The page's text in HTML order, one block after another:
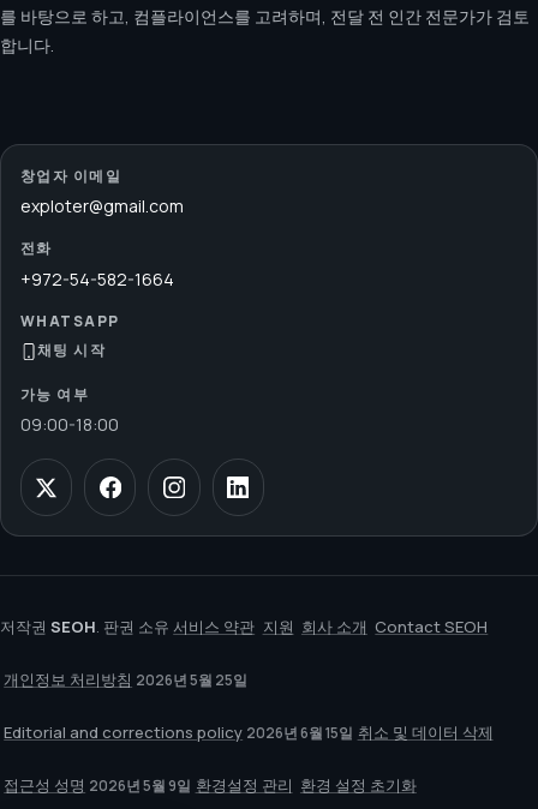
를 바탕으로 하고, 컴플라이언스를 고려하며, 전달 전 인간 전문가가 검토
합니다.
창업자 이메일
exploter@gmail.com
전화
+972-54-582-1664
WHATSAPP
채팅 시작
가능 여부
09:00-18:00
저작권 SEOH. 판권 소유 서비스 약관 지원 회사 소개 Contact SEOH
개인정보 처리방침 2026년 5월 25일
Editorial and corrections policy 2026년 6월 15일 취소 및 데이터 삭제
접근성 성명 2026년 5월 9일 환경설정 관리 환경 설정 초기화